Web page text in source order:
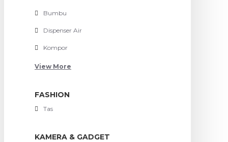
Bumbu
Dispenser Air
Kompor
View More
FASHION
Tas
KAMERA & GADGET